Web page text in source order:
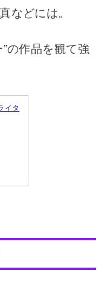
などには。
の作品を観て強
イタ